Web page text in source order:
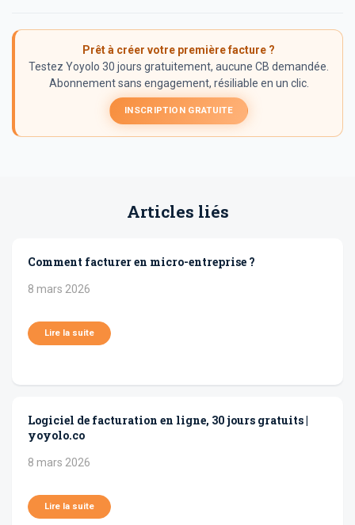
Prêt à créer votre première facture ?
Testez Yoyolo 30 jours gratuitement, aucune CB demandée.
Abonnement sans engagement, résiliable en un clic.
INSCRIPTION GRATUITE
Articles liés
Comment facturer en micro-entreprise ?
8 mars 2026
Lire la suite
Logiciel de facturation en ligne, 30 jours gratuits |
yoyolo.co
8 mars 2026
Lire la suite